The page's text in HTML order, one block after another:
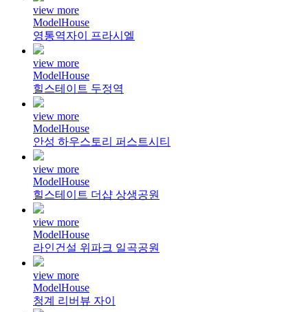
view more
ModelHouse
영통역자이 프라시엘
view more
ModelHouse
힐스테이트 두정역
view more
ModelHouse
안성 하우스토리 퍼스트시티
view more
ModelHouse
힐스테이트 더샵 상생공원
view more
ModelHouse
라인건설 위파크 일곡공원
view more
ModelHouse
청계 리버뷰 자이